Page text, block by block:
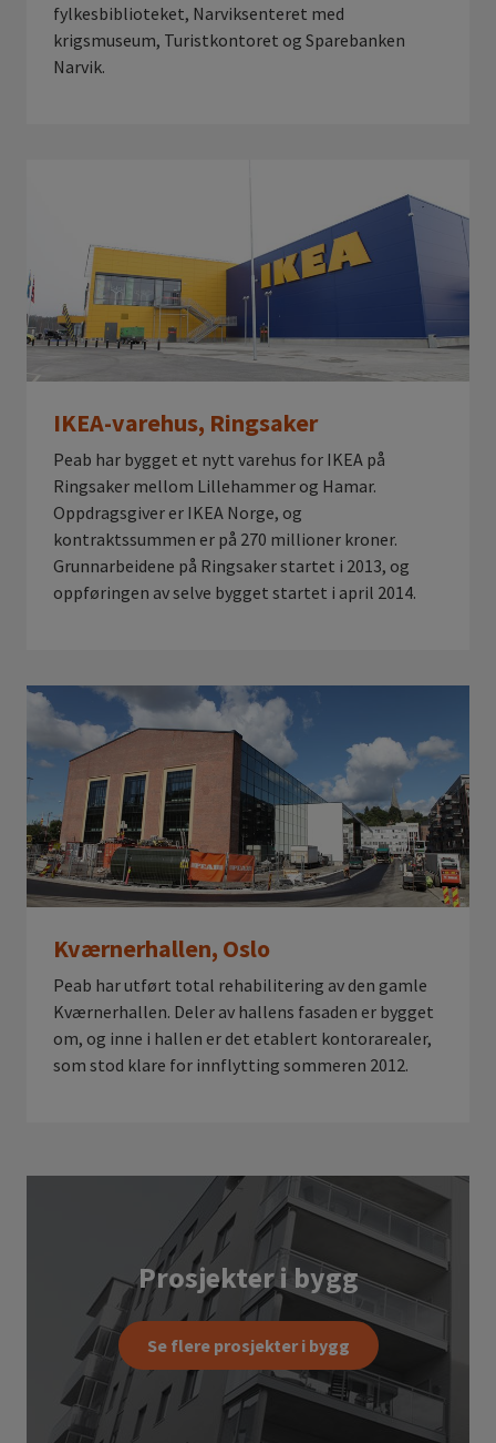
fylkesbiblioteket, Narviksenteret med
krigsmuseum, Turistkontoret og Sparebanken
Narvik.
IKEA-varehus, Ringsaker
Peab har bygget et nytt varehus for IKEA på
Ringsaker mellom Lillehammer og Hamar.
Oppdragsgiver er IKEA Norge, og
kontraktssummen er på 270 millioner kroner.
Grunnarbeidene på Ringsaker startet i 2013, og
oppføringen av selve bygget startet i april 2014.
Kværnerhallen, Oslo
Peab har utført total rehabilitering av den gamle
Kværnerhallen. Deler av hallens fasaden er bygget
om, og inne i hallen er det etablert kontorarealer,
som stod klare for innflytting sommeren 2012.
Prosjekter i bygg
Se flere prosjekter i bygg